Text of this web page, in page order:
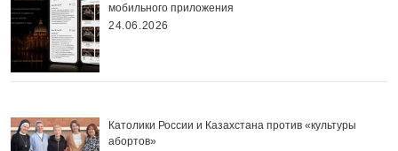
мобильного приложения
24.06.2026
Католики России и Казахстана против «культуры
абортов»